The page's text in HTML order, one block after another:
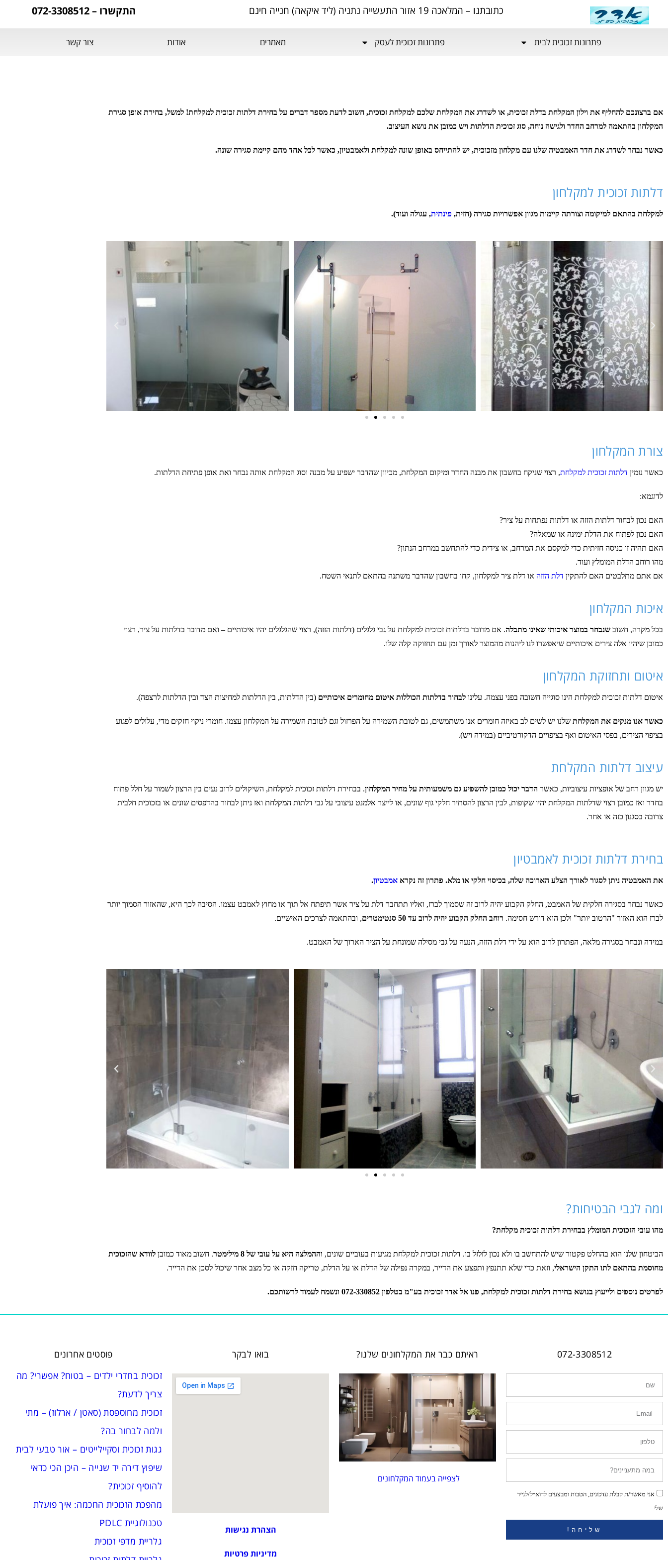
כתובתנו – המלאכה 19 אזור התעשייה נתניה (ליד איקאה) חנייה חינם התקשרו – 072-3308512
פתרונות זכוכית לבית פתרונות זכוכית לעסק מאמרים אודות צור קשר
אם ברצונכם להחליף את וילון המקלחת בדלת זכוכית, או לשדרג את המקלחת שלכם למקלחת זכוכית, חשוב לדעת מספר דברים על בחירת דלתות זכוכית למקלחת! למשל, בחירת אופן סגירת
המקלחון בהתאמה למרחב החדר ולגישה נוחה, סוג זכוכית הדלתות ויש כמובן את נושא העיצוב.
כאשר נבחר לשדרג את חדר האמבטיה שלנו עם מקלחון מזכוכית, יש להתייחס באופן שונה למקלחת ולאמבטיון, כאשר לכל אחד מהם קיימת סגירה שונה.
דלתות זכוכית למקלחון
למקלחת בהתאם למיקומה וצורתה קיימות מגוון אפשרויות סגירה (חזית, פינתית, עגולה ועוד).
צורת המקלחון
כאשר נזמין דלתות זכוכית למקלחת, רצוי שניקח בחשבון את מבנה החדר ומיקום המקלחת, מכיוון שהדבר ישפיע על מבנה וסוג המקלחת אותה נבחר ואת אופן פתיחת הדלתות.
לדוגמא:
האם נכון לבחור דלתות הזזה או דלתות נפתחות על ציר?
האם נכון לפתוח את הדלת ימינה או שמאלה?
האם תהיה זו כניסה חזיתית כדי למקסם את המרחב, או צידית כדי להתחשב במרחב הנתון?
מהו רוחב הדלת המומלץ ועוד.
אם אתם מתלבטים האם להתקין דלת הזזה או דלת ציר למקלחון, קחו בחשבון שהדבר משתנה בהתאם לתנאי השטח.
איכות המקלחון
בכל מקרה, חשוב שנבחר במוצר איכותי שאינו מתבלה. אם מדובר בדלתות זכוכית למקלחת על גבי גלגלים (דלתות הזזה), רצוי שהגלגלים יהיו איכותיים – ואם מדובר בדלתות על ציר, רצוי
כמובן שיהיו אלה צירים איכותיים שיאפשרו לנו ליהנות מהמוצר לאורך זמן עם תחזוקה קלה שלו.
איטום ותחזוקת המקלחון
איטום דלתות זכוכית למקלחת הינו סוגייה חשובה בפני עצמה. עלינו לבחור בדלתות הכוללות איטום מחומרים איכותיים (בין הדלתות, בין הדלתות למחיצות הצד ובין הדלתות לרצפה).
כאשר אנו מנקים את המקלחת שלנו יש לשים לב באיזה חומרים אנו משתמשים, גם לטובת השמירה על הפרזול וגם לטובת השמירה על המקלחון עצמו. חומרי ניקוי חזקים מדי, עלולים לפגוע
בציפוי הצירים, בפסי האיטום ואף בציפויים הדקורטיביים (במידה ויש).
עיצוב דלתות המקלחת
יש מגוון רחב של אופציות עיצוביות, כאשר הדבר יכול כמובן להשפיע גם משמעותית על מחיר המקלחון. בבחירת דלתות זכוכית למקלחת, השיקולים לרוב נעים בין הרצון לשמור על חלל פתוח
בחדר ואז כמובן רצוי שדלתות המקלחת יהיו שקופות, לבין הרצון להסתיר חלקי גוף שונים, או לייצר אלמנט עיצובי על גבי דלתות המקלחת ואז ניתן לבחור בהדפסים שונים או בזכוכית חלבית
צרובה בסגנון כזה או אחר.
בחירת דלתות זכוכית לאמבטיון
את האמבטיה ניתן לסגור לאורך הצלע הארוכה שלה, בכיסוי חלקי או מלא. פתרון זה נקרא אמבטיון.
כאשר נבחר בסגירה חלקית של האמבט, החלק הקבוע יהיה לרוב זה שסמוך לברז, ואליו תתחבר דלת על ציר אשר תיפתח אל תוך או מחוץ לאמבט עצמו. הסיבה לכך היא, שהאזור הסמוך יותר
לברז הוא האזור "הרטוב יותר" ולכן הוא דורש חסימה. רוחב החלק הקבוע יהיה לרוב עד 50 סנטימטרים , ובהתאמה לצרכים האישיים.
במידה ונבחר בסגירה מלאה, הפתרון לרוב הוא על ידי דלת הזזה, הנעה על גבי מסילה שמונחת על הציר הארוך של האמבט.
ומה לגבי הבטיחות?
מהו עובי הזכוכית המומלץ בבחירת דלתות זכוכית מקלחת?
הביטחון שלנו הוא בהחלט פקטור שיש להתחשב בו ולא נכון לזלזל בו. דלתות זכוכית למקלחת מגיעות בעוביים שונים, וההמלצה היא על עובי של 8 מילימטר . חשוב מאוד כמובן לוודא שהזכוכית
מחוסמת בהתאם לתו התקן הישראלי, וזאת כדי שלא תתנפץ ותפצע את הדייר, במקרה נפילה של הדלת או על הדלת, טריקה חזקה או כל מצב אחר שיכול לסכן את הדייר.
לפרטים נוספים ולייעוץ בנושא בחירת דלתות זכוכית למקלחת, פנו אל אדר זכוכית בע"מ בטלפון 072-330852 ונשמח לעמוד לרשותכם.
072-3308512
אני מאשר/ת קבלת עדכונים, הטבות ומבצעים לדוא״ל/לנייד
שלי.
שליחה!
ראיתם כבר את המקלחונים שלנו?
לצפייה בעמוד המקלחונים
בואו לבקר
הצהרת נגישות
מדיניות פרטיות
פוסטים אחרונים
זכוכית בחדרי ילדים – בטוח? אפשרי? מה
צריך לדעת?
זכוכית מחוספסת (סאטן / ארלוז) – מתי
ולמה לבחור בה?
גגות זכוכית וסקיילייטים – אור טבעי לבית
שיפוץ דירה יד שנייה – היכן הכי כדאי
להוסיף זכוכית?
מהפכת הזכוכית החכמה: איך פועלת
טכנולוגיית PDLC
גלריית מדפי זכוכית